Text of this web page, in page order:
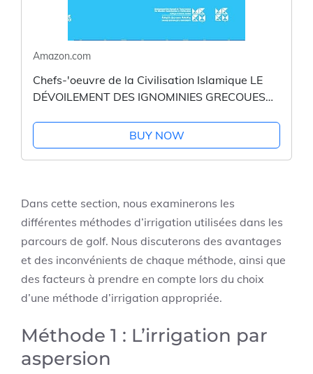
Amazon.com
Chefs-'oeuvre de la Civilisation Islamique LE
DÉVOILEMENT DES IGNOMINIES GRECOUES
Par Shihab al-Din' Umar Ibn...
BUY NOW
Dans cette section, nous examinerons les
différentes méthodes d’irrigation utilisées dans les
parcours de golf. Nous discuterons des avantages
et des inconvénients de chaque méthode, ainsi que
des facteurs à prendre en compte lors du choix
d’une méthode d’irrigation appropriée.
Méthode 1 : L’irrigation par
aspersion